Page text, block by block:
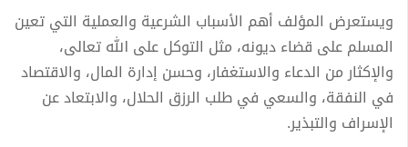
ويستعرض المؤلف أهم الأسباب الشرعية والعملية التي تعين
المسلم على قضاء ديونه، مثل التوكل على الله تعالى،
والإكثار من الدعاء والاستغفار، وحسن إدارة المال، والاقتصاد
في النفقة، والسعي في طلب الرزق الحلال، والابتعاد عن
الإسراف والتبذير.